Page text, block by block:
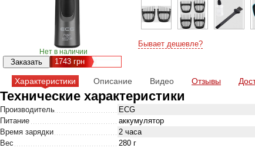
Нет в наличии
1743 грн
Бывает дешевле?
Характеристики Описание Видео Отзывы
Технические характеристики
Производитель
ECG
Питание
аккумулятор
Время зарядки
2 часа
Вес
280 г